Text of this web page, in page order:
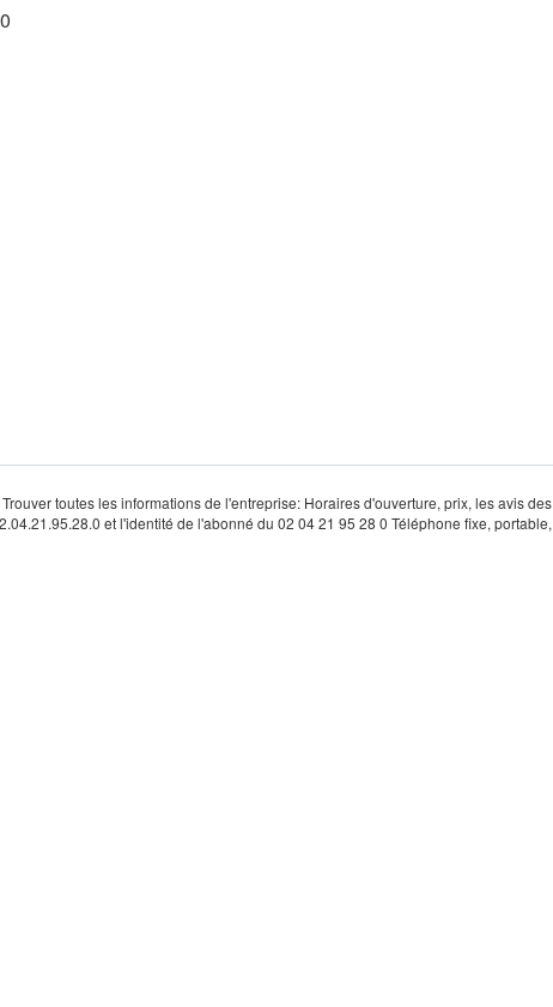
toutes les informations de l'entreprise: Horaires d'ouverture, prix, les avis des
et l'identité de l'abonné du 02 04 21 95 28 0 Téléphone fixe, portable,